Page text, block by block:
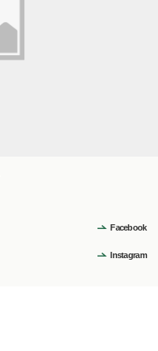
Facebook
Instagram